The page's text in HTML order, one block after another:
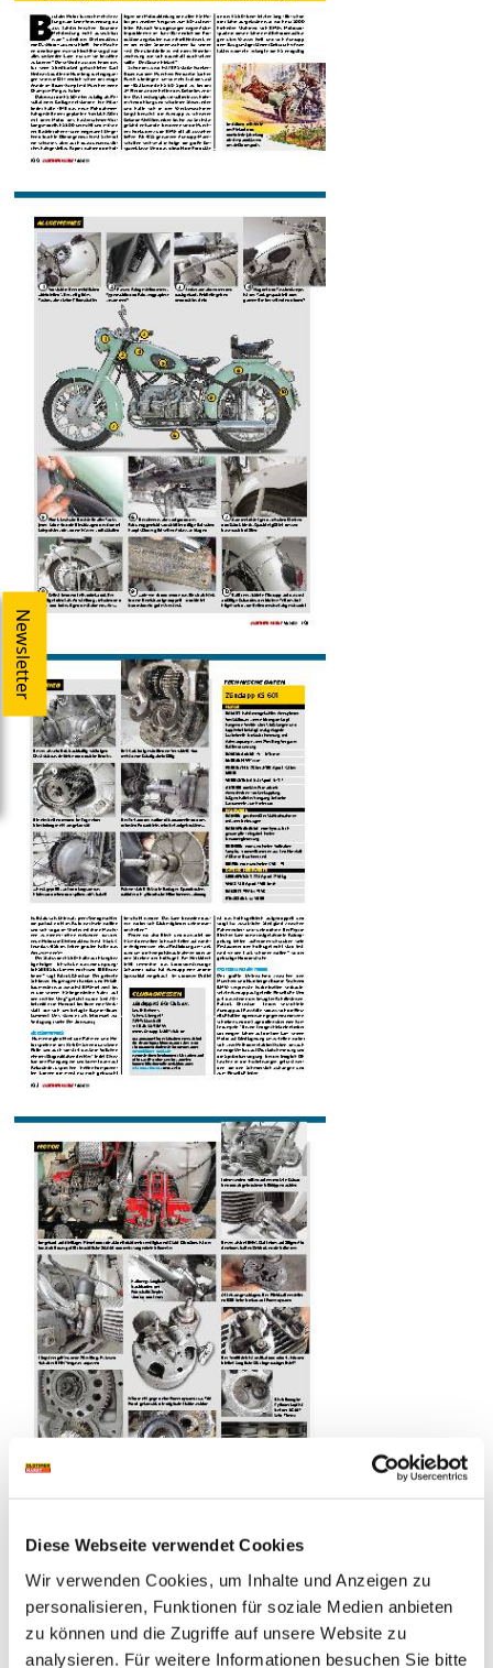
Diese Webseite verwendet Cookies
Wir verwenden Cookies, um Inhalte und Anzeigen zu
personalisieren, Funktionen für soziale Medien anbieten
zu können und die Zugriffe auf unsere Website zu
analysieren. Für weitere Informationen besuchen Sie bitte
Newsletter